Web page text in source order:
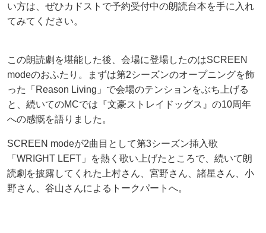
い方は、ぜひカドストで予約受付中の朗読台本を手に入れ
てみてください。
この朗読劇を堪能した後、会場に登場したのはSCREEN
modeのおふたり。まずは第2シーズンのオープニングを飾
った「Reason Living」で会場のテンションをぶち上げる
と、続いてのMCでは『文豪ストレイドッグス』の10周年
への感慨を語りました。
SCREEN modeが2曲目として第3シーズン挿入歌
「WRIGHT LEFT」を熱く歌い上げたところで、続いて朗
読劇を披露してくれた上村さん、宮野さん、諸星さん、小
野さん、谷山さんによるトークパートへ。